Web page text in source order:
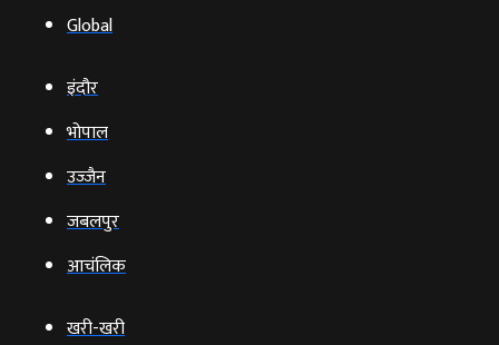
Global
इंदौर
भोपाल
उज्‍जैन
जबलपुर
आचंलिक
खरी-खरी